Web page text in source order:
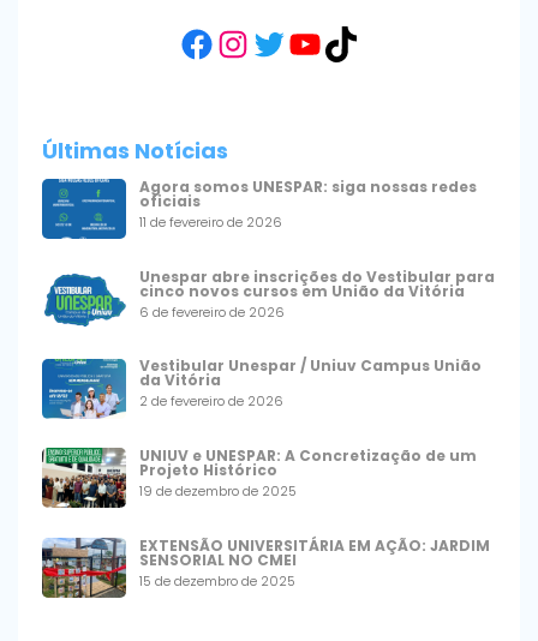
Facebook
Instagram
Twitter
YouTube
TikTok
Últimas Notícias
Agora somos UNESPAR: siga nossas redes
oficiais
11 de fevereiro de 2026
Unespar abre inscrições do Vestibular para
cinco novos cursos em União da Vitória
6 de fevereiro de 2026
Vestibular Unespar / Uniuv Campus União
da Vitória
2 de fevereiro de 2026
UNIUV e UNESPAR: A Concretização de um
Projeto Histórico
19 de dezembro de 2025
EXTENSÃO UNIVERSITÁRIA EM AÇÃO: JARDIM
SENSORIAL NO CMEI
15 de dezembro de 2025